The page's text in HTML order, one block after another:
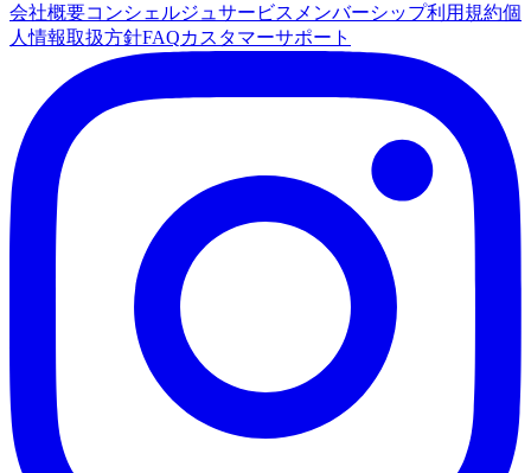
会社概要コンシェルジュサービス メンバーシップ利用規約個
人情報取扱方針FAQカスタマーサポート